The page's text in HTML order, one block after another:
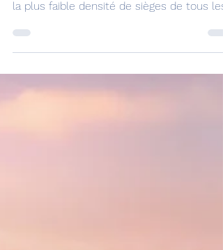
L'Airbus A350-1000ULR de Qantas a été
la plus faible densité de sièges de tous les
A350 au monde,